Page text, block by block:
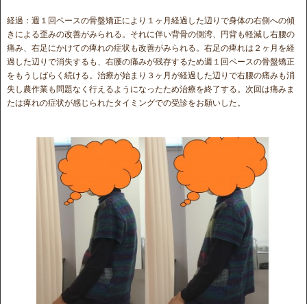
経過：週１回ペースの骨盤矯正により１ヶ月経過した辺りで身体の右側への傾
きによる歪みの改善がみられる。それに伴い背骨の側湾、円背も軽減し右腰の
痛み、右足にかけての痺れの症状も改善がみられる。右足の痺れは２ヶ月を経
過した辺りで消失するも、右腰の痛みが残存するため週１回ペースの骨盤矯正
をもうしばらく続ける。治療が始まり３ヶ月が経過した辺りで右腰の痛みも消
失し農作業も問題なく行えるようになったため治療を終了する。次回は痛みま
たは痺れの症状が感じられたタイミングでの受診をお願いした。